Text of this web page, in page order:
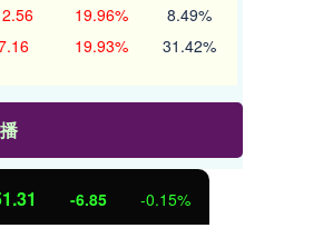
19.96% 8.49%
19.93% 31.42%
-6.85 -0.15%